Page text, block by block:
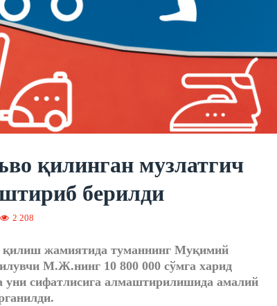
қилинган музлатгич
берилди
2 208
қилиш жамиятида туманнинг Муқимий
М.Ж.нинг 10 800 000 сўмга харид
уни сифатлисига алмаштирилишида амалий